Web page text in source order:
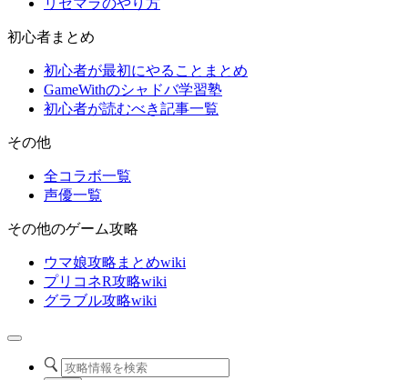
リセマラのやり方
初心者まとめ
初心者が最初にやることまとめ
GameWithのシャドバ学習塾
初心者が読むべき記事一覧
その他
全コラボ一覧
声優一覧
その他のゲーム攻略
ウマ娘攻略まとめwiki
プリコネR攻略wiki
グラブル攻略wiki